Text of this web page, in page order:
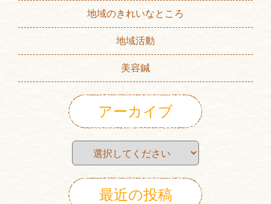
地域のきれいなところ
地域活動
美容鍼
アーカイブ
最近の投稿